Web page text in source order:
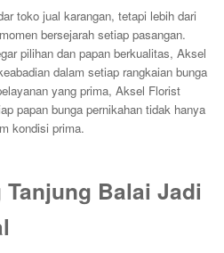
toko jual karangan, tetapi lebih dari
bersejarah setiap pasangan.
pilihan dan papan berkualitas, Aksel
dalam setiap rangkaian bunga
yang prima, Aksel Florist
papan bunga pernikahan tidak hanya
kondisi prima.
Tanjung Balai Jadi